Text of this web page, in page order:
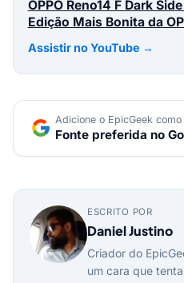
OPPO Reno14 F Dark
Edição Mais Bonita da
Assistir no YouTube →
Adicione o EpicGeek como
Fonte preferida no
ESCRITO POR
Daniel Justino
Criador do
um cara que